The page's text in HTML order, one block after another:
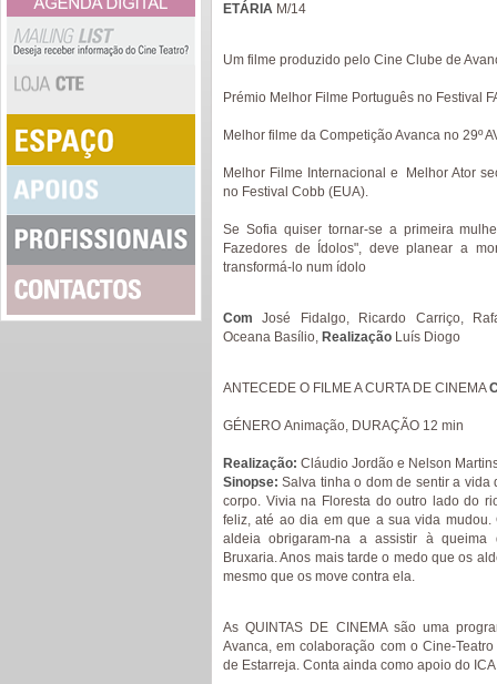
ETÁRIA M/14
Um filme produzido pelo Cine Clube de
Prémio Melhor Filme Português no Festival
Melhor filme da Competição Avanca no 29º
Melhor Filme Internacional e Melhor Ator
no Festival Cobb (EUA).
Se Sofia quiser tornar-se a primeira
Fazedores de Ídolos", deve planear a
transformá-lo num ídolo
Com José Fidalgo, Ricardo Carriço,
Oceana Basílio, Realização Luís Diogo
ANTECEDE O FILME A CURTA DE CINEMA
GÉNERO Animação, DURAÇÃO 12 min
Realização: Cláudio Jordão e Nelson
Sinopse: Salva tinha o dom de sentir a vida
corpo. Vivia na Floresta do outro lado do
feliz, até ao dia em que a sua vida mudou.
aldeia obrigaram-na a assistir à
Bruxaria. Anos mais tarde o medo que os
mesmo que os move contra ela.
As QUINTAS DE CINEMA são uma
Avanca, em colaboração com o Cine-
de Estarreja. Conta ainda como apoio do